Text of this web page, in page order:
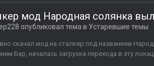
мод Народная солянка
опубликовал тема в Устаревшие темы
скачал мод на сталкер под названием
Бар, началась загрузка перехода в эту